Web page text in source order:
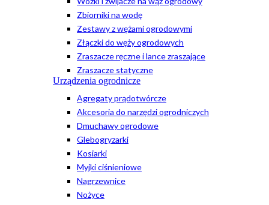
Zbiorniki na wodę
Zestawy z wężami ogrodowymi
Złączki do węży ogrodowych
Zraszacze ręczne i lance zraszające
Zraszacze statyczne
Urządzenia ogrodnicze
Agregaty prądotwórcze
Akcesoria do narzędzi ogrodniczych
Dmuchawy ogrodowe
Glebogryzarki
Kosiarki
Myjki ciśnieniowe
Nagrzewnice
Nożyce